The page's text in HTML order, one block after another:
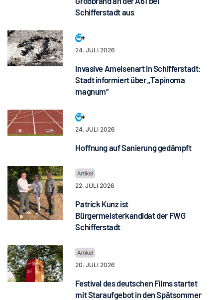
Schifferstadt aus
24. JULI 2026
Invasive Ameisenart in Schifferstadt:
Stadt informiert über „Tapinoma
magnum“
24. JULI 2026
Hoffnung auf Sanierung gedämpft
22. JULI 2026
Patrick Kunz ist
Bürgermeisterkandidat der FWG
Schifferstadt
20. JULI 2026
Festival des deutschen Films startet
mit Staraufgebot in den Spätsommer